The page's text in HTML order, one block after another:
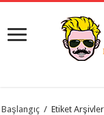
istanbul
Başlangıç / Etiket